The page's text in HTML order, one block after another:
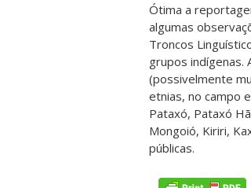
Ótima a
algumas
Troncos
grupos indígenas.
(possivelmente
etnias, no campo
Pataxó, Pataxó
Mongoió, Kiriri,
públicas.